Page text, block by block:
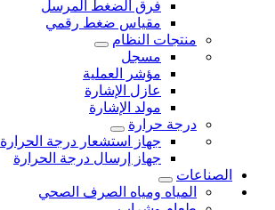
فرق الضغط المرسل
مقياس ضغط رقمي
منتجات النظام
مسجل
مؤشر العملية
عازل الإشارة
مولد الإشارة
درجة حرارة
جهاز استشعار درجة الحرارة
جهاز إرسال درجة الحرارة
الصناعات
المياه ومياه الصرف الصحي